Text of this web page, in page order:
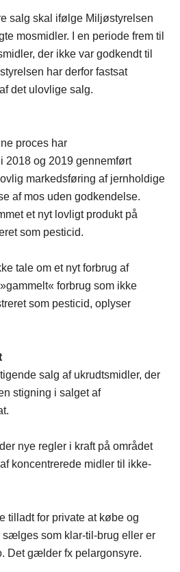
salg skal ifølge Miljøstyrelsen
mosmidler. I en periode frem til
der ikke var godkendt til
har derfor fastsat
det ulovlige salg.
proces har
2018 og 2019 gennemført
markedsføring af jernholdige
af mos uden godkendelse.
et nyt lovligt produkt på
som pesticid.
tale om et nyt forbrug af
forbrug som ikke
som pesticid, oplyser
salg af ukrudtsmidler, der
stigning i salget af
nye regler i kraft på området
koncentrerede midler til ikke-
tilladt for private at købe og
sælges som klar-til-brug eller er
Det gælder fx pelargonsyre.